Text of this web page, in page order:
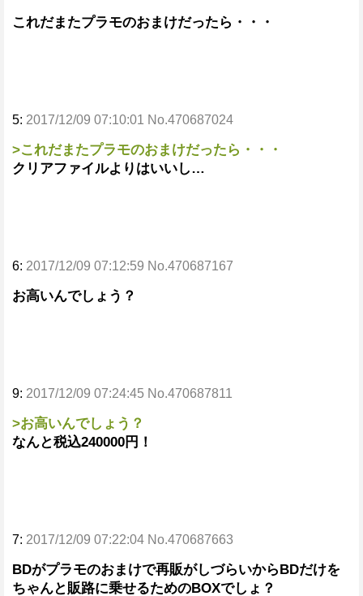
これだまたプラモのおまけだったら・・・
5: 2017/12/09 07:10:01 No.470687024
>これだまたプラモのおまけだったら・・・
クリアファイルよりはいいし…
6: 2017/12/09 07:12:59 No.470687167
お高いんでしょう？
9: 2017/12/09 07:24:45 No.470687811
>お高いんでしょう？
なんと税込240000円！
7: 2017/12/09 07:22:04 No.470687663
BDがプラモのおまけで再販がしづらいからBDだけを
ちゃんと販路に乗せるためのBOXでしょ？